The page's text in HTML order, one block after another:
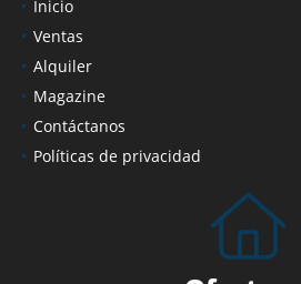
Inicio
Ventas
Alquiler
Magazine
Contáctanos
Políticas de privacidad